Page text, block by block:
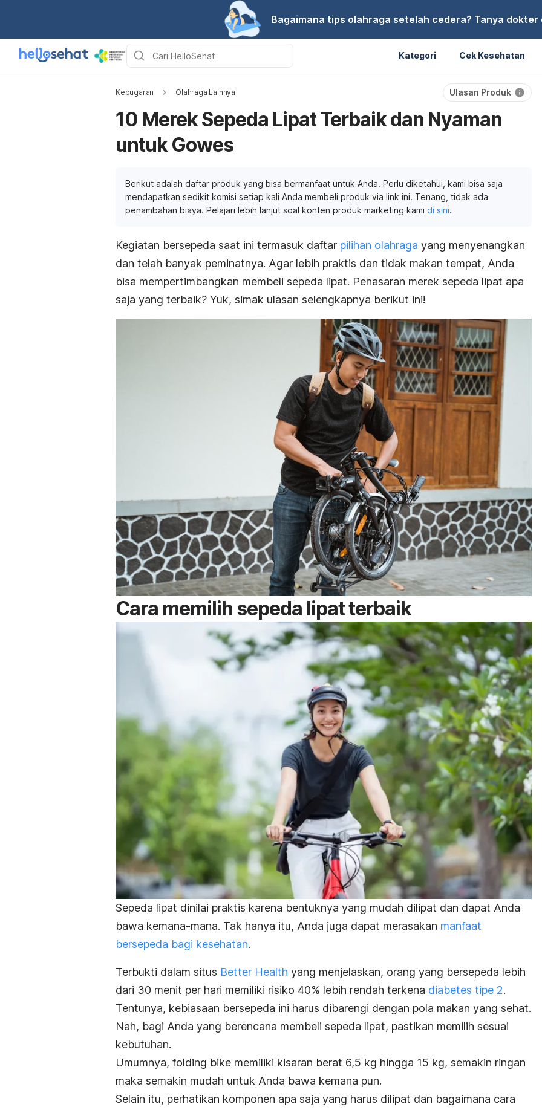
Bagaimana tips olahraga setelah cedera? Tanya dokter
Kategori Cek Kesehatan
Kebugaran Olahraga Lainnya Ulasan Produk
10 Merek Sepeda Lipat Terbaik dan Nyaman
untuk Gowes
Berikut adalah daftar produk yang bisa bermanfaat untuk Anda. Perlu diketahui, kami bisa saja
mendapatkan sedikit komisi setiap kali Anda membeli produk via link ini. Tenang, tidak ada
penambahan biaya. Pelajari lebih lanjut soal konten produk marketing kami di sini.
Kegiatan bersepeda saat ini termasuk daftar pilihan olahraga yang menyenangkan
dan telah banyak peminatnya. Agar lebih praktis dan tidak makan tempat, Anda
bisa mempertimbangkan membeli sepeda lipat. Penasaran merek sepeda lipat apa
saja yang terbaik? Yuk, simak ulasan selengkapnya berikut ini!
Cara memilih sepeda lipat terbaik
Sepeda lipat dinilai praktis karena bentuknya yang mudah dilipat dan dapat Anda
bawa kemana-mana. Tak hanya itu, Anda juga dapat merasakan manfaat
bersepeda bagi kesehatan.
Terbukti dalam situs Better Health yang menjelaskan, orang yang bersepeda lebih
dari 30 menit per hari memiliki risiko 40% lebih rendah terkena diabetes tipe 2.
Tentunya, kebiasaan bersepeda ini harus dibarengi dengan pola makan yang sehat.
Nah, bagi Anda yang berencana membeli sepeda lipat, pastikan memilih sesuai
kebutuhan.
Umumnya, folding bike memiliki kisaran berat 6,5 kg hingga 15 kg, semakin ringan
maka semakin mudah untuk Anda bawa kemana pun.
Selain itu, perhatikan komponen apa saja yang harus dilipat dan bagaimana cara